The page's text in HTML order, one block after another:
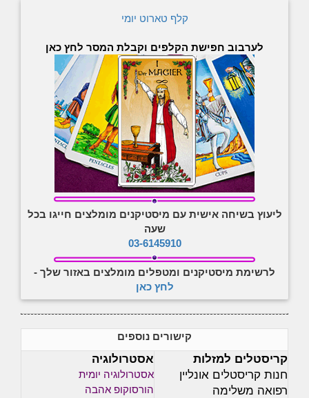
קלף טארוט יומי
לערבוב חפישת הקלפים וקבלת המסר לחץ כאן
ליעוץ בשיחה אישית עם מיסטיקנים מומלצים חייגו בכל
שעה
03-6145910
לרשימת מיסטיקנים ומטפלים מומלצים באזור שלך -
לחץ כאן
קישורים נוספים
קריסטלים למזלות
חנות קריסטלים אונליין
רפואה משלימה
אסטרולוגיה
אסטרולוגיה יומית
הורסוקופ אהבה